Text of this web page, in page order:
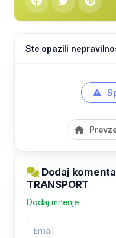
Ste opazili
Dodaj
TRANSPORT
Dodaj mnenje